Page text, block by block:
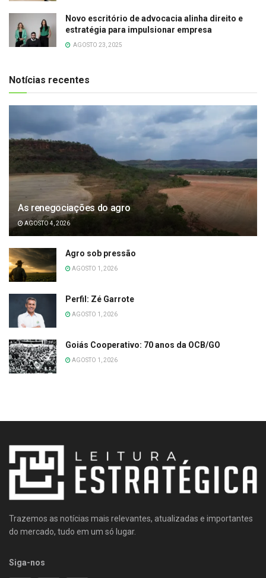
Novo escritório de advocacia alinha direito e
estratégia para impulsionar empresa
AGOSTO 23, 2025
Notícias recentes
As renegociações do agro
AGOSTO 4, 2026
Agro sob pressão
AGOSTO 1, 2026
Perfil: Zé Garrote
AGOSTO 1, 2026
Goiás Cooperativo: 70 anos da OCB/GO
AGOSTO 1, 2026
Trazemos as notícias mais relevantes, atualizadas e importantes
do mercado, tudo em um só lugar.
Siga-nos